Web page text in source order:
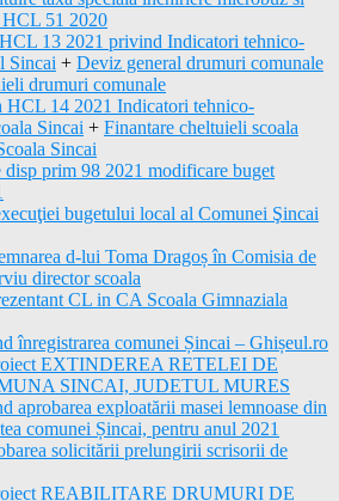
HCL 51 2020
13 2021 privind Indicatori tehnico-
Sincai + Deviz general drumuri comunale
drumuri comunale
HCL 14 2021 Indicatori tehnico-
Sincai + Finantare cheltuieli scoala
Sincai
prim 98 2021 modificare buget
bugetului local al Comunei Şincai
d-lui Toma Dragoș în Comisia de
director scoala
CL in CA Scoala Gimnaziala
înregistrarea comunei Șincai – Ghișeul.ro
EXTINDEREA RETELEI DE
SINCAI, JUDETUL MURES
aprobarea exploatării masei lemnoase din
comunei Șincai, pentru anul 2021
solicitării prelungirii scrisorii de
REABILITARE DRUMURI DE